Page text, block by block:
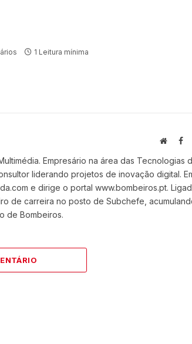
1 Leitura mínima
Website
Empresário na área das Tecnologias
liderando projetos de inovação digital.
e dirige o portal www.bombeiros.pt.
de carreira no posto de Subchefe,
de Bombeiros.